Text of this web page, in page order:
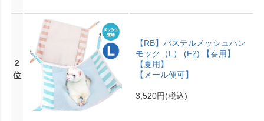
2
位
【RB】パステルメッシュハン
モック（L） (F2) 【春用】
【夏用】
【メール便可】
3,520円(税込)